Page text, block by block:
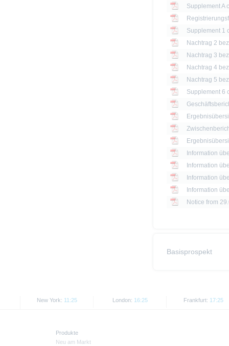
Nachtrag 2
Nachtrag 3
Nachtrag 4
Nachtrag 5
Information
Information
Information
Information
Notice from
Basisprospekt
New York: 11:25 London: 16:25 Frankfurt: 17:25
Produkte
Neu am Markt